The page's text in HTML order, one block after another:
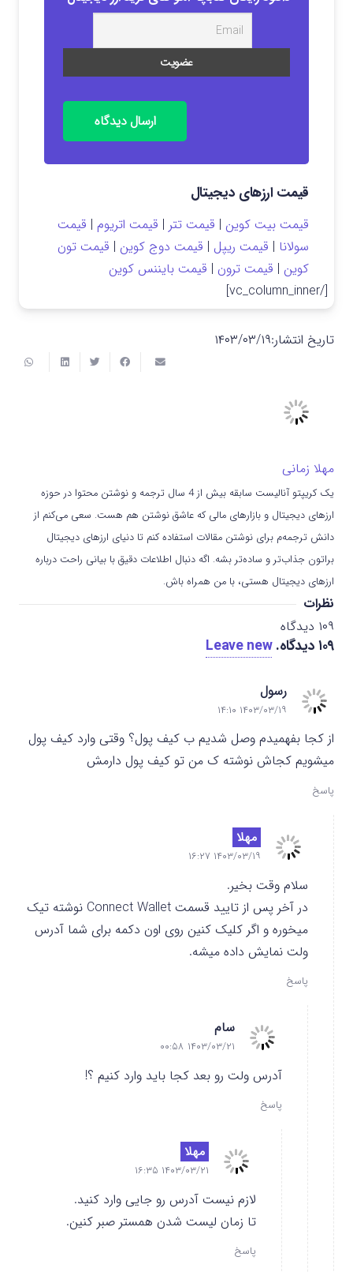
ارسال دیدگاه
قیمت ارزهای دیجیتال
قیمت بیت کوین | قیمت تتر | قیمت اتریوم | قیمت
سولانا | قیمت ریپل | قیمت دوج کوین | قیمت تون
کوین | قیمت ترون | قیمت بایننس کوین
[/vc_column_inner]
تاریخ انتشار:۱۴۰۳/۰۳/۱۹
مهلا زمانی
یک کریپتو آنالیست سابقه بیش از 4 سال ترجمه و نوشتن محتوا در حوزه
ارزهای دیجیتال و بازارهای مالی که عاشق نوشتن هم هست. سعی می‌کنم از
دانش ترجمه‌م برای نوشتن مقالات استفاده کنم تا دنیای ارزهای دیجیتال
براتون جذاب‌تر و ساده‌تر بشه. اگه دنبال اطلاعات دقیق با بیانی راحت درباره
ارزهای دیجیتال هستی، با من همراه باش.
نظرات
۱۰۹ دیدگاه
۱۰۹دیدگاه.
Leave new
رسول
۱۴۰۳/۰۳/۱۹ ۱۴:۱۰
از کجا بفهمیدم وصل شدیم ب کیف پول؟ وقتی وارد کیف پول
میشویم کجاش نوشته ک من تو کیف پول دارمش
پاسخ
مهلا
۱۴۰۳/۰۳/۱۹ ۱۶:۲۷
سلام وقت بخیر.
در آخر پس از تایید قسمت Connect Wallet نوشته تیک
میخوره و اگر کلیک کنین روی اون دکمه برای شما آدرس
ولت نمایش داده میشه.
پاسخ
سام
۱۴۰۳/۰۳/۲۱ ۰۰:۵۸
آدرس ولت رو بعد کجا باید وارد کنیم ؟!
پاسخ
مهلا
۱۴۰۳/۰۳/۲۱ ۱۶:۳۵
لازم نیست آدرس رو جایی وارد کنید.
تا زمان لیست شدن همستر صبر کنین.
پاسخ